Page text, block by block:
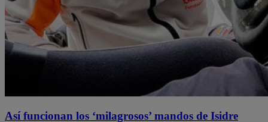
Así funcionan los ‘milagrosos’ mandos de Isidre